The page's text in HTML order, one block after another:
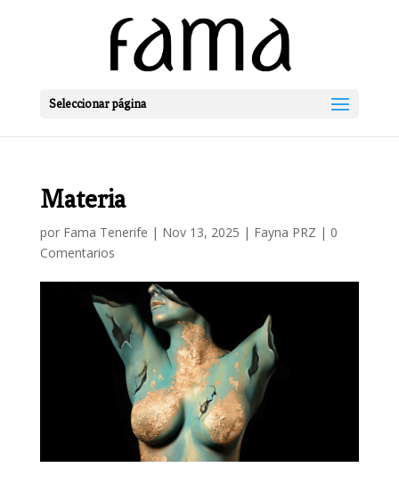
Seleccionar página
Materia
por Fama Tenerife | Nov 13, 2025 | Fayna PRZ | 0
Comentarios